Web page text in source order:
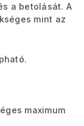
a betolását. A
mint az
maximum